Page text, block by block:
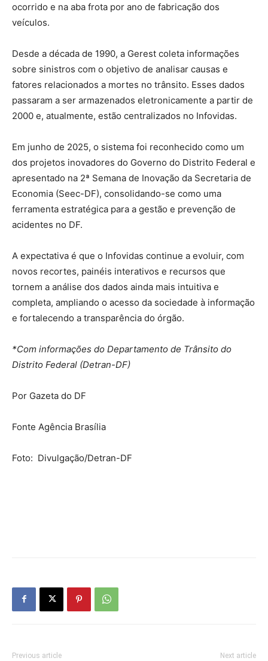
ocorrido e na aba frota por ano de fabricação dos
veículos.
Desde a década de 1990, a Gerest coleta informações
sobre sinistros com o objetivo de analisar causas e
fatores relacionados a mortes no trânsito. Esses dados
passaram a ser armazenados eletronicamente a partir de
2000 e, atualmente, estão centralizados no Infovidas.
Em junho de 2025, o sistema foi reconhecido como um
dos projetos inovadores do Governo do Distrito Federal e
apresentado na 2ª Semana de Inovação da Secretaria de
Economia (Seec-DF), consolidando-se como uma
ferramenta estratégica para a gestão e prevenção de
acidentes no DF.
A expectativa é que o Infovidas continue a evoluir, com
novos recortes, painéis interativos e recursos que
tornem a análise dos dados ainda mais intuitiva e
completa, ampliando o acesso da sociedade à informação
e fortalecendo a transparência do órgão.
*Com informações do Departamento de Trânsito do
Distrito Federal (Detran-DF)
Por Gazeta do DF
Fonte Agência Brasília
Foto: Divulgação/Detran-DF
Previous article Next article